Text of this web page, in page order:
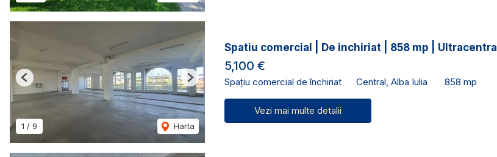
1 / 9 Harta
Previous Next
Spatiu comercial | De inchiriat | 858 mp | Ultracentral
5,100 €
Spațiu comercial de închiriat Central, Alba Iulia 858 mp
Vezi mai multe detalii